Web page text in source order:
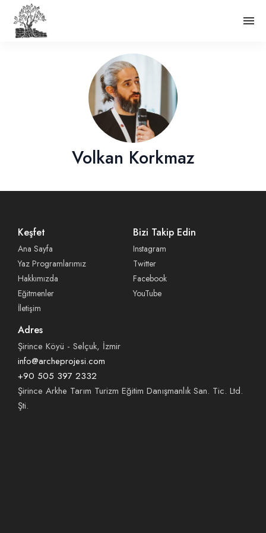
Volkan Korkmaz
Keşfet
Ana Sayfa
Yaz Programlarımız
Hakkımızda
Eğitmenler
İletişim
Bizi Takip Edin
Instagram
Twitter
Facebook
YouTube
Adres
Şirince Köyü - Selçuk, İzmir
info@archeprojesi.com
+90 505 397 2332
Şirince Arkhe Tarım Turizm Eğitim Danışmanlık San. Tic. Ltd.
Şti.